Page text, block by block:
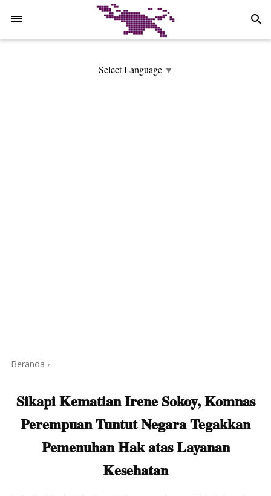
search
Select Language ▼
Beranda ›
Sikapi Kematian Irene Sokoy, Komnas
Perempuan Tuntut Negara Tegakkan
Pemenuhan Hak atas Layanan
Kesehatan